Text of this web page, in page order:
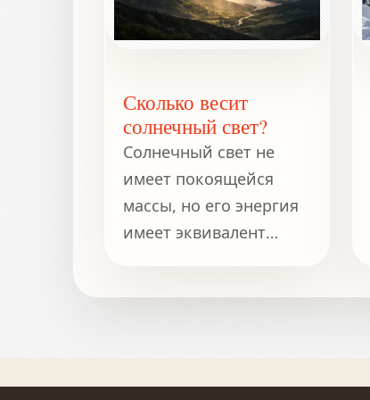
Сколько весит
солнечный свет?
Солнечный свет не
имеет покоящейся
массы, но его энергия
имеет эквивалент